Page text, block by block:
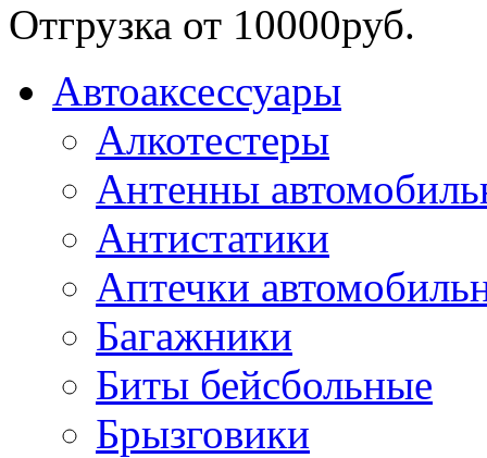
Отгрузка от 10000руб.
Автоаксессуары
Алкотестеры
Антенны
Антистатики
Аптечки
Багажники
Биты бейсбольные
Брызговики